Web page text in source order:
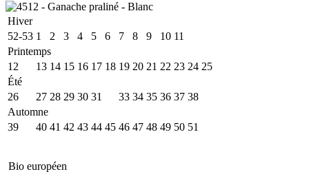
Hiver
52-53 1 2 3 4 5 6 7 8 9 10 11
Printemps
12
13 14 15 16 17 18 19 20 21 22 23 24 25
Été
26
27 28 29 30 31 33 34 35 36 37 38
Automne
39
40 41 42 43 44 45 46 47 48 49 50 51
Bio européen